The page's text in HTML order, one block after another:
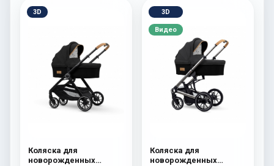
3D
Коляска для
новорожденных
3D
Видео
Коляска для
новорожденных